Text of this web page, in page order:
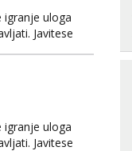
igranje uloga
Javitese
igranje uloga
Javitese